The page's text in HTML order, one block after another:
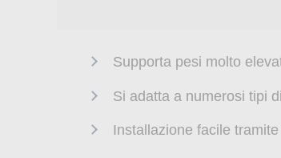
Supporta pesi molto
Si adatta a numerosi tipi
Installazione facile